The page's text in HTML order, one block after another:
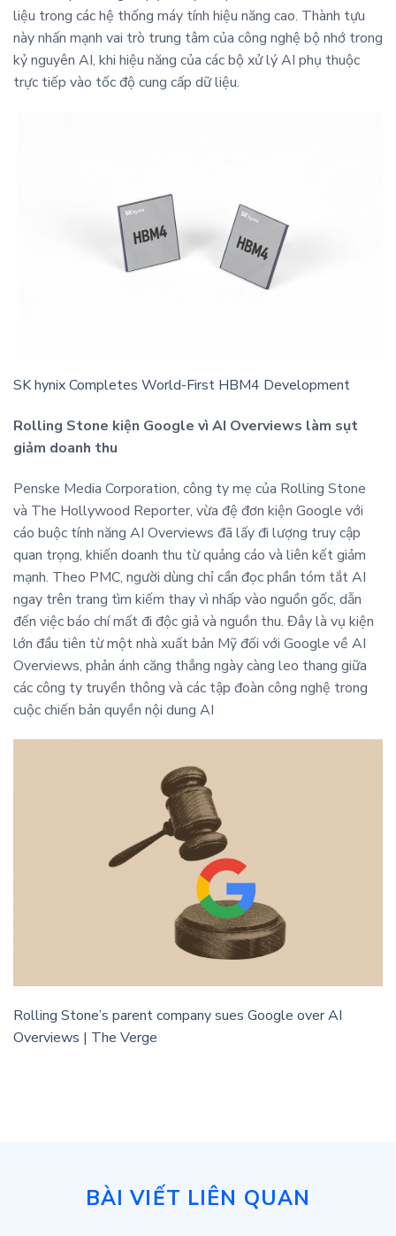
liệu trong các hệ thống máy tính hiệu năng cao. Thành tựu
này nhấn mạnh vai trò trung tâm của công nghệ bộ nhớ trong
kỷ nguyên AI, khi hiệu năng của các bộ xử lý AI phụ thuộc
trực tiếp vào tốc độ cung cấp dữ liệu.
SK hynix Completes World-First HBM4 Development
Rolling Stone kiện Google vì AI Overviews làm sụt
giảm doanh thu
Penske Media Corporation, công ty mẹ của Rolling Stone
và The Hollywood Reporter, vừa đệ đơn kiện Google với
cáo buộc tính năng AI Overviews đã lấy đi lượng truy cập
quan trọng, khiến doanh thu từ quảng cáo và liên kết giảm
mạnh. Theo PMC, người dùng chỉ cần đọc phần tóm tắt AI
ngay trên trang tìm kiếm thay vì nhấp vào nguồn gốc, dẫn
đến việc báo chí mất đi độc giả và nguồn thu. Đây là vụ kiện
lớn đầu tiên từ một nhà xuất bản Mỹ đối với Google về AI
Overviews, phản ánh căng thẳng ngày càng leo thang giữa
các công ty truyền thông và các tập đoàn công nghệ trong
cuộc chiến bản quyền nội dung AI
Rolling Stone’s parent company sues Google over AI
Overviews | The Verge
BÀI VIẾT LIÊN QUAN